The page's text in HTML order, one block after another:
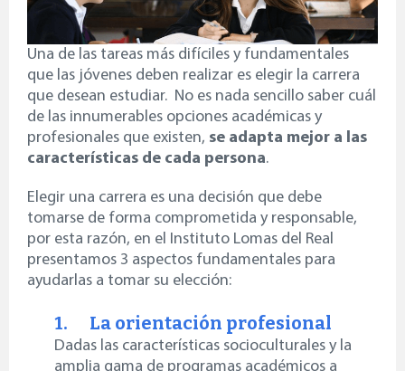
Una de las tareas más difíciles y fundamentales
que las jóvenes deben realizar es elegir la carrera
que desean estudiar. No es nada sencillo saber cuál
de las innumerables opciones académicas y
profesionales que existen, se adapta mejor a las
características de cada persona.
Elegir una carrera es una decisión que debe
tomarse de forma comprometida y responsable,
por esta razón, en el Instituto Lomas del Real
presentamos 3 aspectos fundamentales para
ayudarlas a tomar su elección:
1. La orientación profesional
Dadas las características socioculturales y la
amplia gama de programas académicos a